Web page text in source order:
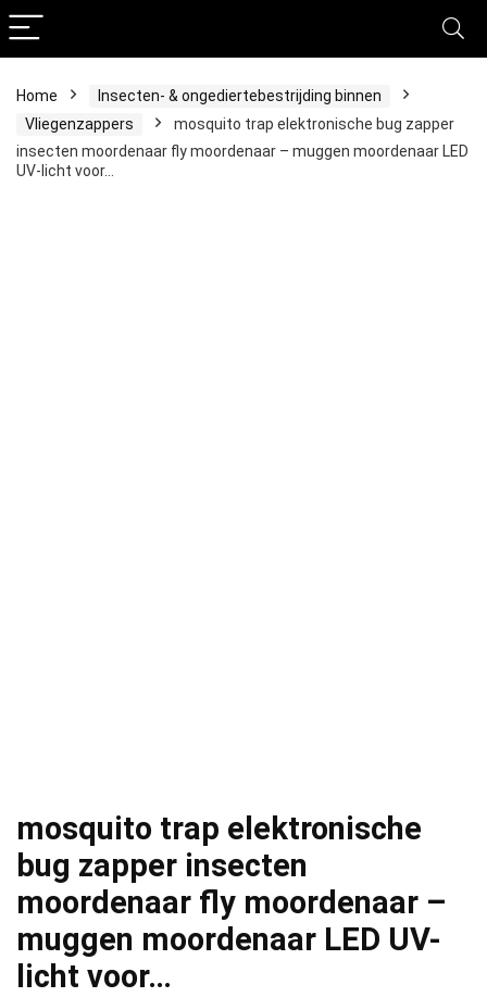
Home
Insecten- & ongediertebestrijding binnen
Vliegenzappers
mosquito trap elektronische bug zapper
insecten moordenaar fly moordenaar – muggen moordenaar LED
UV-licht voor…
mosquito trap elektronische
bug zapper insecten
moordenaar fly moordenaar –
muggen moordenaar LED UV-
licht voor…